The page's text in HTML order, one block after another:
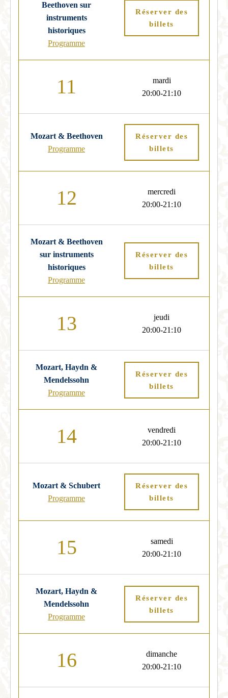
Beethoven sur
instruments
historiques
Programme
Réserver des
billets
11
mardi
20:00-21:10
Mozart & Beethoven
Programme
Réserver des
billets
12
mercredi
20:00-21:10
Mozart & Beethoven
sur instruments
historiques
Programme
Réserver des
billets
13
jeudi
20:00-21:10
Mozart, Haydn &
Mendelssohn
Programme
Réserver des
billets
14
vendredi
20:00-21:10
Mozart & Schubert
Programme
Réserver des
billets
15
samedi
20:00-21:10
Mozart, Haydn &
Mendelssohn
Programme
Réserver des
billets
16
dimanche
20:00-21:10